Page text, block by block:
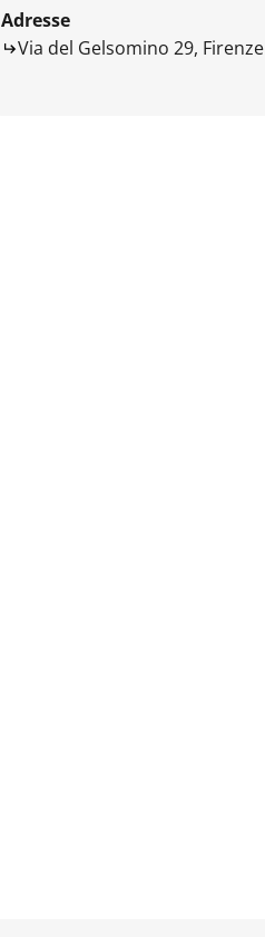
Adresse
Via del Gelsomino 29, Firenze